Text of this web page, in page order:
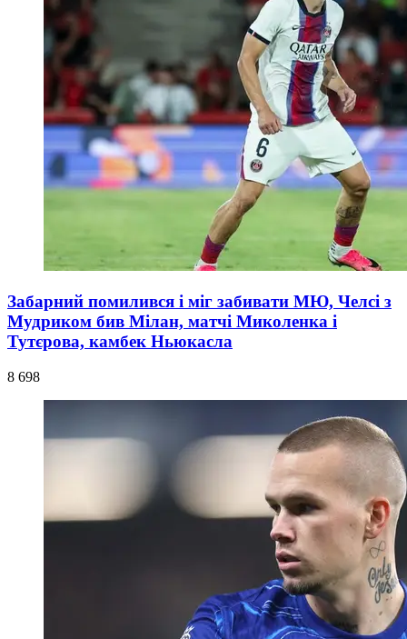
Забарний помилився і міг забивати МЮ, Челсі з
Мудриком бив Мілан, матчі Миколенка і
Тутєрова, камбек Ньюкасла
8 698